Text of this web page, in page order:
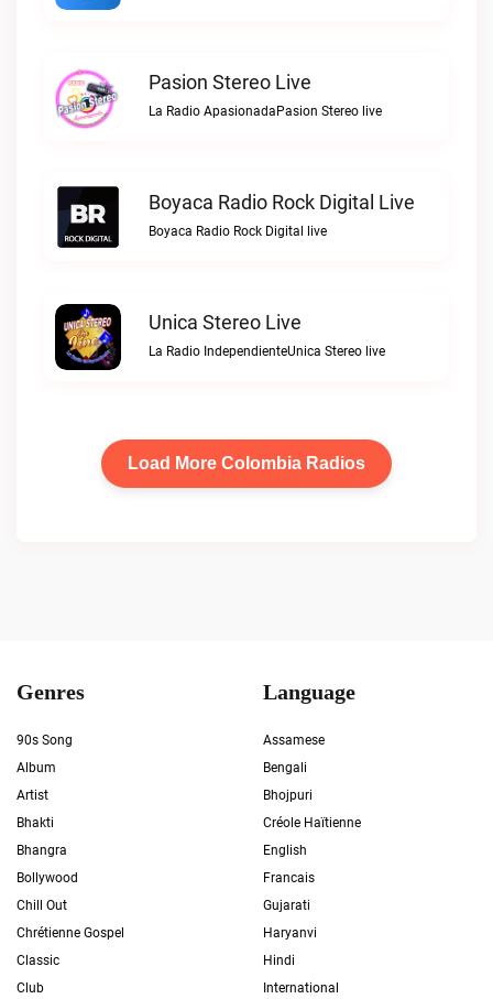
Pasion Stereo Live
La Radio ApasionadaPasion Stereo live
Boyaca Radio Rock Digital Live
Boyaca Radio Rock Digital live
Unica Stereo Live
La Radio IndependienteUnica Stereo live
Load More Colombia Radios
Genres
90s Song
Album
Artist
Bhakti
Bhangra
Bollywood
Chill Out
Chrétienne Gospel
Classic
Club
Language
Assamese
Bengali
Bhojpuri
Créole Haïtienne
English
Francais
Gujarati
Haryanvi
Hindi
International